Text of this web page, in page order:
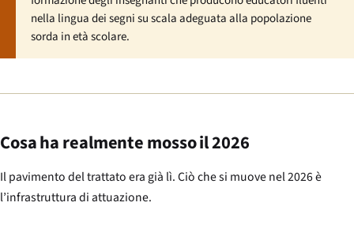
nella lingua dei segni su scala adeguata alla popolazione
sorda in età scolare.
Cosa ha realmente mosso il 2026
Il pavimento del trattato era già lì. Ciò che si muove nel 2026 è
l’infrastruttura di attuazione.